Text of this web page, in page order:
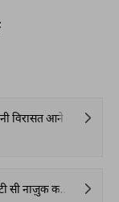
मिलेगा लेकिन मुआशरती ज़िंदगी को ब नज़र-ए-ग़ाइर देखा जाये तो इसमें हमारी सियासी ज़िंदगी के बहुत से पहलू नुमायां नज़र आएँगे।
साढे़ गया बजे तक तो हम ज़रूर फ़ो... होनच... बिग..."